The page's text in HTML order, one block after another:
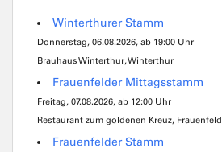
Winterthurer Stamm
Donnerstag, 06.08.2026, ab 19:00 Uhr
Brauhaus Winterthur, Winterthur
Frauenfelder Mittagsstamm
Freitag, 07.08.2026, ab 12:00 Uhr
Restaurant zum goldenen Kreuz, Frauenfeld
Frauenfelder Stamm